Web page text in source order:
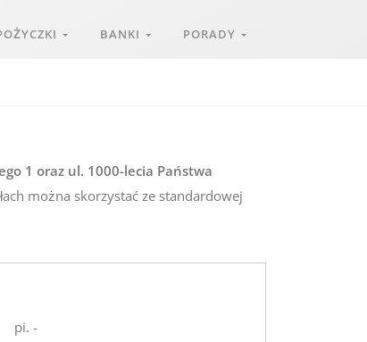
BANKI PORADY
1 oraz ul. 1000-lecia Państwa
można skorzystać ze standardowej
pi. -